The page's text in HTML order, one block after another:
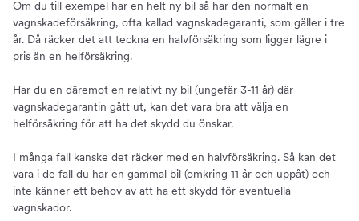
Om du till exempel har en helt ny bil så har den normalt en
vagnskadeförsäkring, ofta kallad vagnskadegaranti, som gäller i tre
år. Då räcker det att teckna en halvförsäkring som ligger lägre i
pris än en helförsäkring.
Har du en däremot en relativt ny bil (ungefär 3-11 år) där
vagnskadegarantin gått ut, kan det vara bra att välja en
helförsäkring för att ha det skydd du önskar.
I många fall kanske det räcker med en halvförsäkring. Så kan det
vara i de fall du har en gammal bil (omkring 11 år och uppåt) och
inte känner ett behov av att ha ett skydd för eventuella
vagnskador.